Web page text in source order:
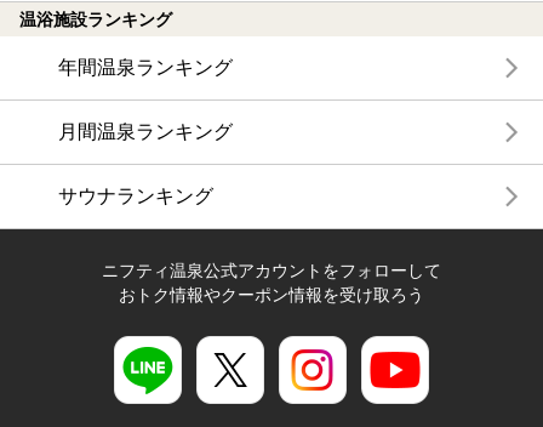
温浴施設ランキング
年間温泉ランキング
月間温泉ランキング
サウナランキング
ニフティ温泉公式アカウントをフォローして
おトク情報やクーポン情報を受け取ろう